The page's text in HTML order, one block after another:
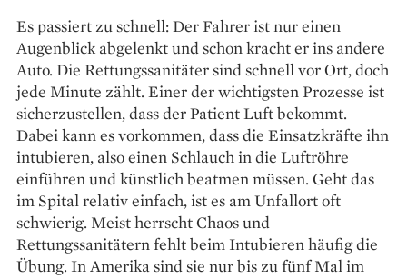
Es passiert zu schnell: Der Fahrer ist nur einen
Augenblick abgelenkt und schon kracht er ins andere
Auto. Die Rettungssanitäter sind schnell vor Ort, doch
jede Minute zählt. Einer der wichtigsten Prozesse ist
sicherzustellen, dass der Patient Luft bekommt.
Dabei kann es vorkommen, dass die Einsatzkräfte ihn
intubieren, also einen Schlauch in die Luftröhre
einführen und künstlich beatmen müssen. Geht das
im Spital relativ einfach, ist es am Unfallort oft
schwierig. Meist herrscht Chaos und
Rettungssanitätern fehlt beim Intubieren häufig die
Übung. In Amerika sind sie nur bis zu fünf Mal im